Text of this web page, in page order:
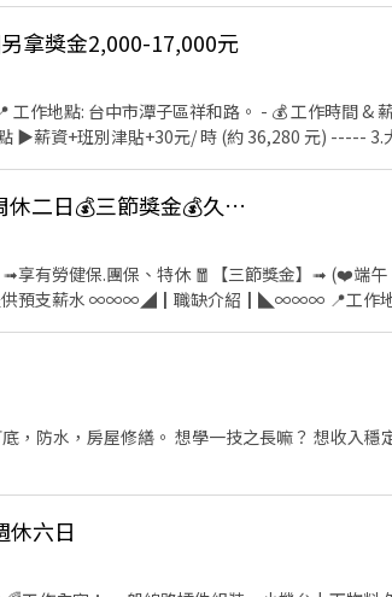
北屯軍功 - 智取店：台中市北屯區東山路一段
中市北屯區天津路三段181號 北屯松竹店：台中
街41號 西屯區 西屯逢甲 - 智取店：台中市西屯區逢
一路96之2號 西屯何德店：台中市西屯區西屯路二
心路三段396號 西屯永福店：台中市西屯區永福
雅區中清路四段839號 大雅雅潭
：台中市大雅區民生路一段353號 大雅民生店：
：台中市豐原區新生北路63號 豐原惠
：台中市豐原區向陽路327號 豐原圓環店：台中市
號 台中太原店：台中市北區太原路一段478-3號
段163號 台中錦中店：台中市北區錦中街16號
82-2號 台中南屯店：台中市西區南屯路一段6號
台中市南屯區春安二街38號1樓 南
忠勇店：台中市南屯區忠勇路71-6號 南屯黎明三
大墩店：台中市南屯區大墩路37號 南屯黎明店
：台中市南屯區向心南路935號 南區 台中復興 - 智取店：台中
成路1675號 台中國光 - 智取店：台中市南區國光
975號 大里金城 - 智
拿獎金2,000-17,000元
▶︎薪資+班別津貼+30元/ 時 (約 36,280 元) ----- 3.
/中秋/端午) __________________ ❣️ 想應徵 找
！) 快速加入: https://lin.ee/uTDSgvh
💥潭子🧑‍🏭固定班🙋🏻‍♀️可申請預支🉑️周休二日💰三節獎金💰久任獎金
健保.團保、特休 🧧【三節獎金】➟ (❤️端午
市潭子區祥和路.號
滿三個月：$5000 大夜班培育獎金滿一個月：
733-893 ✅L.I.N.E.➠@826jcnfy(要加@唷) ✅【
，防水，房屋修繕。 想學一技之長嘛？ 想收入穩
休六日